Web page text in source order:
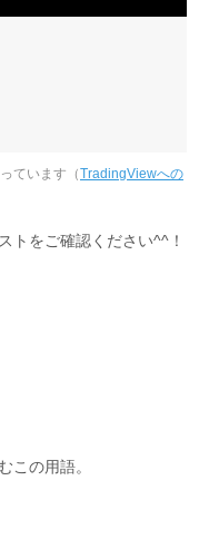
ています（TradingViewへの
トをご確認ください^^！
この用語。